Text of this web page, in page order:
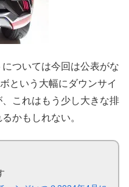
ついては今回は公表がな
という大幅にダウンサイ
これはもう少し大きな排
かもしれない。